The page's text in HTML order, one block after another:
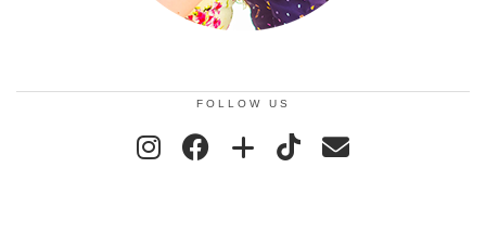
FOLLOW US